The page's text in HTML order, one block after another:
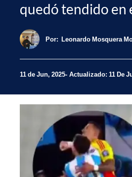
quedó tendido en
Por: Leonardo Mosquera
11 de Jun, 2025 Actualizado: 11 De